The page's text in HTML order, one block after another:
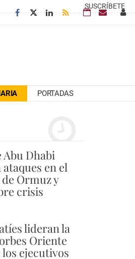
SUSCRÍBETE
PORTADAS
Abu Dhabi
en el
Ormuz y
crisis
lideran la
Oriente
ejecutivos